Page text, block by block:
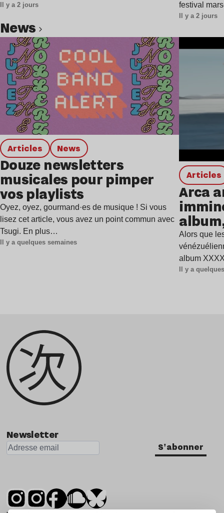
Il y a 2 jours
festival
Il y a 2 jours
news
Articles news
Douze newsletters
musicales pour pimper
vos playlists
Oyez, oyez, gourmand·es de musique ! Si vous
lisez cet article, vous avez un point commun avec
Tsugi. En plus…
Il y a quelques semaines
Articles
Arca
Alors que
album
Il y a
Lire l’article
Newsletter
S'abonner